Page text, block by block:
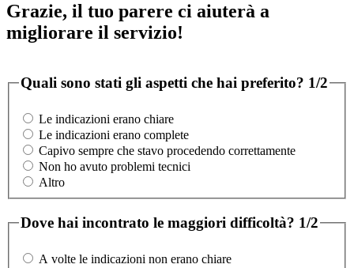
Grazie, il tuo parere ci aiuterà a
migliorare il servizio!
Quali sono stati gli aspetti che hai preferito? 1/2
Le indicazioni erano chiare
Le indicazioni erano complete
Capivo sempre che stavo procedendo correttamente
Non ho avuto problemi tecnici
Altro
Dove hai incontrato le maggiori difficoltà? 1/2
A volte le indicazioni non erano chiare